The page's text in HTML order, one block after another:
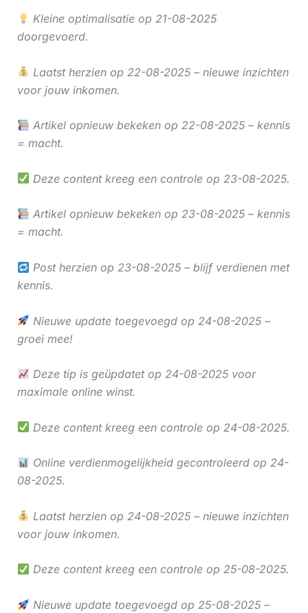
Kleine optimalisatie op 21-08-2025
doorgevoerd.
Laatst herzien op 22-08-2025 – nieuwe inzichten
voor jouw inkomen.
Artikel opnieuw bekeken op 22-08-2025 – kennis
= macht.
Deze content kreeg een controle op 23-08-2025.
Artikel opnieuw bekeken op 23-08-2025 – kennis
= macht.
Post herzien op 23-08-2025 – blijf verdienen met
kennis.
Nieuwe update toegevoegd op 24-08-2025 –
groei mee!
Deze tip is geüpdatet op 24-08-2025 voor
maximale online winst.
Deze content kreeg een controle op 24-08-2025.
Online verdienmogelijkheid gecontroleerd op 24-
08-2025.
Laatst herzien op 24-08-2025 – nieuwe inzichten
voor jouw inkomen.
Deze content kreeg een controle op 25-08-2025.
Nieuwe update toegevoegd op 25-08-2025 –